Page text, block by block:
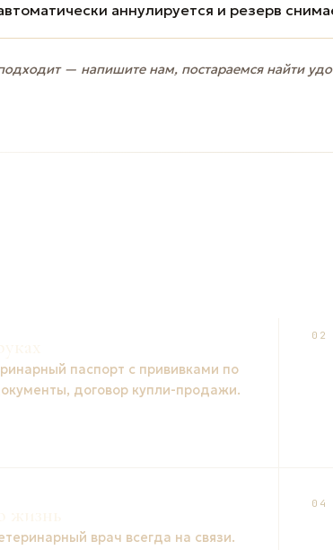
аннулируется и резерв
— напишите нам, постараемся найти
паспорт с прививками по
договор купли-продажи.
02
врач всегда на связи.
04